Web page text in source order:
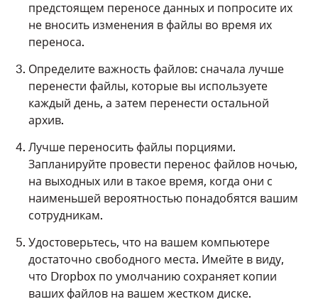
предстоящем переносе данных и попросите их
не вносить изменения в файлы во время их
переноса.
Определите важность файлов: сначала лучше
перенести файлы, которые вы используете
каждый день, а затем перенести остальной
архив.
Лучше переносить файлы порциями.
Запланируйте провести перенос файлов ночью,
на выходных или в такое время, когда они с
наименьшей вероятностью понадобятся вашим
сотрудникам.
Удостоверьтесь, что на вашем компьютере
достаточно свободного места. Имейте в виду,
что Dropbox по умолчанию сохраняет копии
ваших файлов на вашем жестком диске.